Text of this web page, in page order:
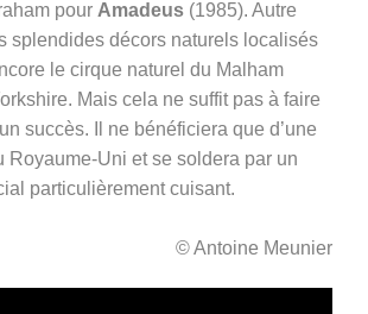
pour Amadeus (1985). Autre
splendides décors naturels localisés
le cirque naturel du Malham
Mais cela ne suffit pas à faire
un succès. Il ne bénéficiera que d’une
Royaume-Uni et se soldera par un
particulièrement cuisant.
© Antoine Meunier